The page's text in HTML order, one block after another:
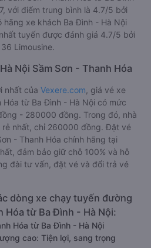
các khách hàng đã trải nghiệm
đi Sầm Sơn - Thanh Hóa.
Sầm Sơn - Thanh Hóa từ Ba Đình
với điểm trung bình là 4.7/5 bởi
xe khách Ba Đình - Hà Nội
tuyến được đánh giá 4.7/5 bởi
Limousine.
Nội Sầm Sơn - Thanh Hóa
nhất của Vexere.com, giá vé xe
từ Ba Đình - Hà Nội có mức
- 280000 đồng. Trong đó, nhà
nhất, chỉ 260000 đồng. Đặt vé
- Thanh Hóa chính hãng tại
đảm bảo giữ chỗ 100% và hỗ
đài tư vấn, đặt vé và đổi trả vé
dòng xe chạy tuyến đường